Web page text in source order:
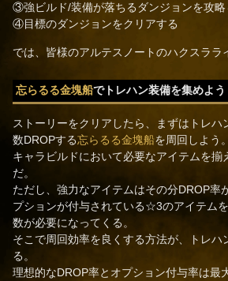
③強ビルド/装備が落ちるダンジョンを攻略
④目標のダンジョンをクリアする
では、皆様のアルテスノートのハクスララ
忘らるる金塊船でトレハン装備を集めよ
ストーリーをクリアしたら、まずはトレハ
数DROPする忘らるる金塊船を周回しよう。
キャラビルドにおいて必要なアイテムを揃
だ。
ただし、強力なアイテムはその分DROP率
プションが付与されている☆3のアイテム
数が必要になってくる。
そこで周回効率を良くする方法が、トレハ
る。
理想的なDROP率とオプション付与率は最